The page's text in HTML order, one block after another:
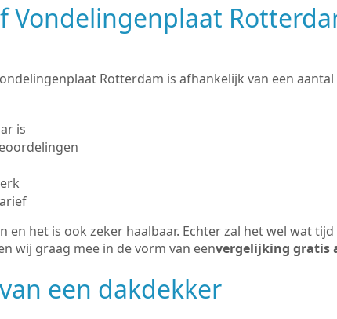
Vondelingenplaat
Rotterdam is afhankelijk van een
is
en het is ook zeker haalbaar. Echter zal het wel wat
wij graag mee in de vorm van eenvergelijking gratis
een dakdekker